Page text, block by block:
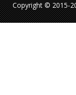
Copyright © 2015-